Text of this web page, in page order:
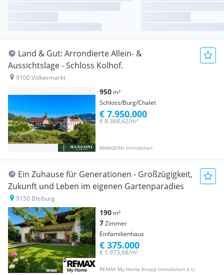
Land & Gut: Arrondierte Allein- &
Aussichtslage - Schloss Kolhof.
9100 Völkermarkt
950 m²
Schloss/Burg/Chalet
MANGONI Immobilien
€ 8.368,42/m²
€ 7.950.000
Ein Zuhause für Generationen - Großzügigkeit,
Zukunft und Leben im eigenen Gartenparadies
9150 Bleiburg
190 m²
7Zimmer
Einfamilienhaus
REMAX My Home Knapp Immobilien e.U.
€ 1.973,68/m²
€ 375.000